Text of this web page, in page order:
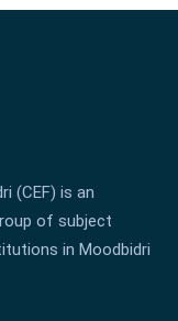
(CEF) is an
of subject
in Moodbidri